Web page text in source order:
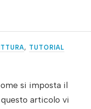
, TUTORIAL
si imposta il
articolo vi